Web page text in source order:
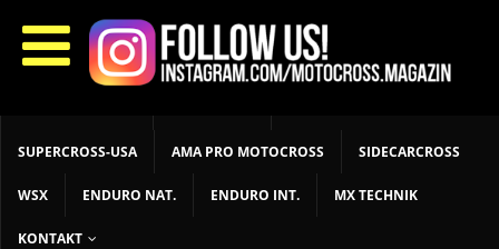
START LIVETIMING MX NEWS MX YOUTH
MX WOMEN MXGP ADAC MX MASTERS MOTOCROSS INT
SUPERCROSS-USA AMA PRO MOTOCROSS SIDECARCROSS
WSX ENDURO NAT. ENDURO INT. MX TECHNIK
KONTAKT